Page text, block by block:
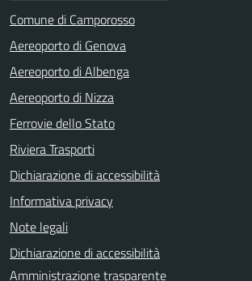
Comune di Camporosso
Aereoporto di Genova
Aereoporto di Albenga
Aereoporto di Nizza
Ferrovie dello Stato
Riviera Trasporti
Dichiarazione di accessibilità
Informativa privacy
Note legali
Dichiarazione di accessibilità
Amministrazione trasparente